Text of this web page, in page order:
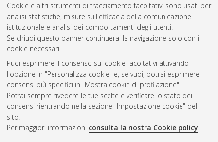
Cookie e altri strumenti di tracciamento facoltativi sono usati per
analisi statistiche, misure sull'efficacia della comunicazione
istituzionale e analisi dei comportamenti degli utenti.
Se chiudi questo banner continuerai la navigazione solo con i
cookie necessari.
Puoi esprimere il consenso sui cookie facoltativi attivando
l'opzione in "Personalizza cookie" e, se vuoi, potrai esprimere
consensi più specifici in "Mostra cookie di profilazione".
Potrai sempre rivedere le tue scelte e verificare lo stato dei
consensi rientrando nella sezione "Impostazione cookie" del
sito.
Per maggiori informazioni consulta la nostra Cookie policy.
Questa lista e' stata generata il Thu Aug 6 20:34:01 2026
Atom
Rss 1.0
Rss 2.0
ISSN: 2038-7946